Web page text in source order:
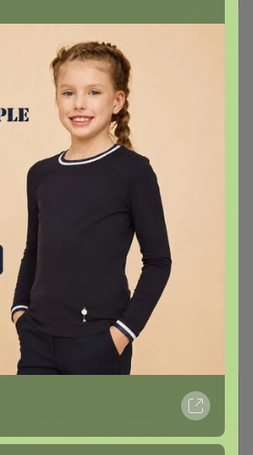
2.6K
~ 14 дней
6 лотов
1.8K
9.8K